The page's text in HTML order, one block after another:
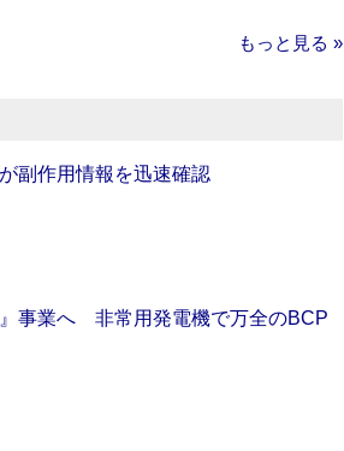
もっと見る »
副作用情報を迅速確認
』事業へ 非常用発電機で万全のBCP